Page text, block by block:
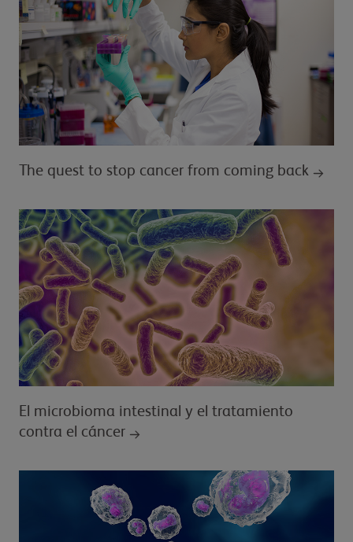
The quest to stop cancer from coming back
El microbioma intestinal y el tratamiento
contra el cáncer